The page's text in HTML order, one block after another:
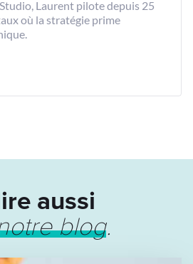
Laurent pilote depuis 25
où la stratégie prime
aussi
blog.